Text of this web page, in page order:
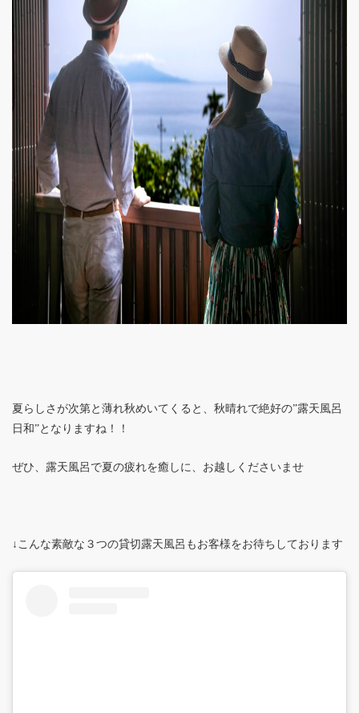
夏らしさが次第と薄れ秋めいてくると、秋晴れで絶好の”露天風呂
日和”となりますね！！
ぜひ、露天風呂で夏の疲れを癒しに、お越しくださいませ
↓こんな素敵な３つの貸切露天風呂もお客様をお待ちしております